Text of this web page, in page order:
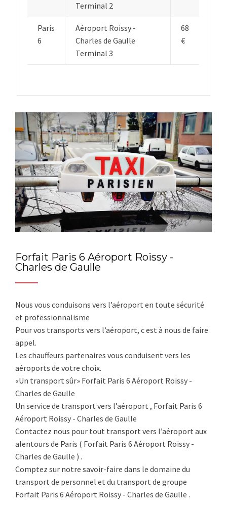
Terminal 2
Paris
6
Aéroport Roissy -
Charles de Gaulle
Terminal 3
68
€
Forfait Paris 6 Aéroport Roissy -
Charles de Gaulle
Nous vous conduisons vers l’aéroport en toute sécurité
et professionnalisme
Pour vos transports vers l’aéroport, c est à nous de faire
appel.
Les chauffeurs partenaires vous conduisent vers les
aéroports de votre choix.
«Un transport sûr» Forfait Paris 6 Aéroport Roissy -
Charles de Gaulle
Un service de transport vers l’aéroport , Forfait Paris 6
Aéroport Roissy - Charles de Gaulle
Contactez nous pour tout transport vers l’aéroport aux
alentours de Paris ( Forfait Paris 6 Aéroport Roissy -
Charles de Gaulle ) .
Comptez sur notre savoir-faire dans le domaine du
transport de personnel et du transport de groupe
Forfait Paris 6 Aéroport Roissy - Charles de Gaulle .